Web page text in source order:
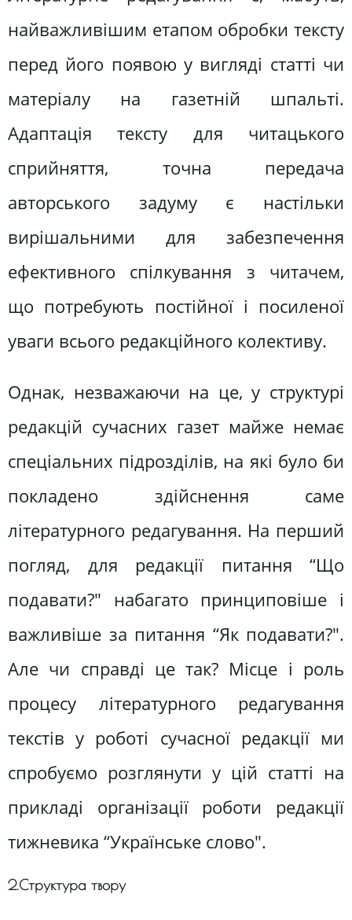
найважливішим етапом обробки тексту
перед його появою у вигляді статті чи
матеріалу на газетній шпальті.
Адаптація тексту для читацького
сприйняття, точна передача
авторського задуму є настільки
вирішальними для забезпечення
ефективного спілкування з читачем,
що потребують постійної і посиленої
уваги всього редакційного колективу.
Однак, незважаючи на це, у структурі
редакцій сучасних газет майже немає
спеціальних підрозділів, на які було би
покладено здійснення саме
літературного редагування. На перший
погляд, для редакції питання “Що
подавати?" набагато принциповіше і
важливіше за питання “Як подавати?".
Але чи справді це так? Місце і роль
процесу літературного редагування
текстів у роботі сучасної редакції ми
спробуємо розглянути у цій статті на
прикладі організації роботи редакції
тижневика “Українське слово".
2.Структура твору